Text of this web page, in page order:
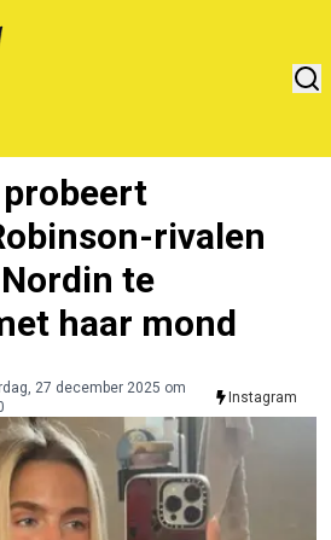
rivalen
te
haar mond
27 december 2025 om
Instagram